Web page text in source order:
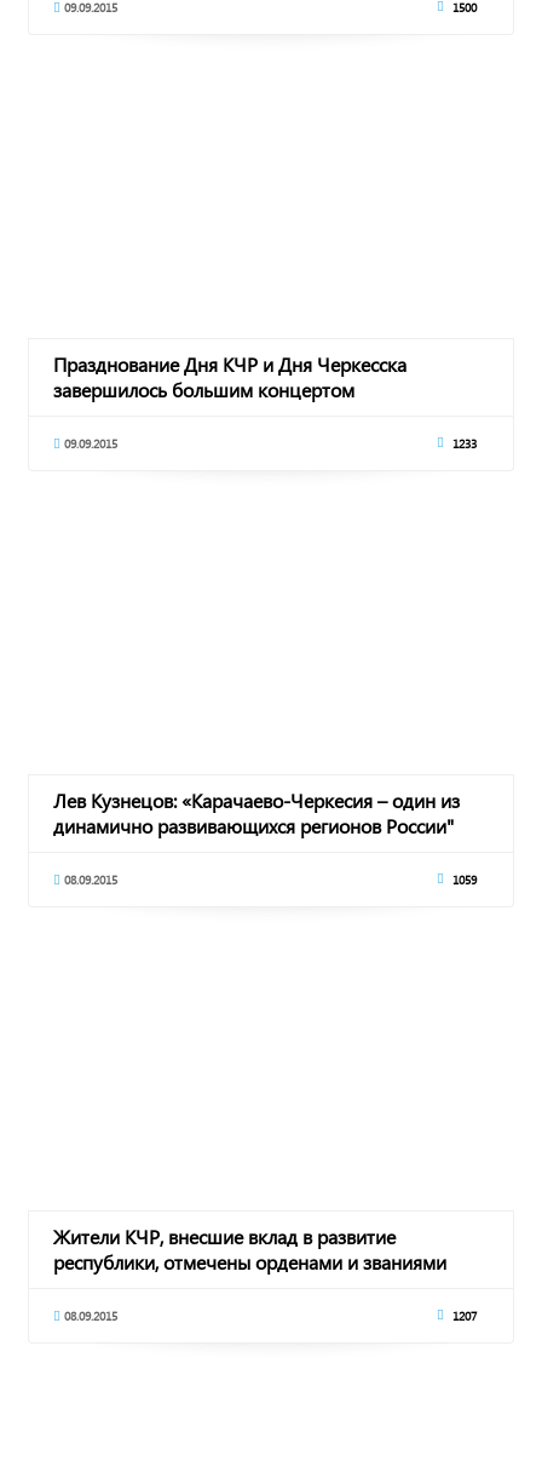
09.09.2015 1500
Празднование Дня КЧР и Дня Черкесска
завершилось большим концертом
09.09.2015 1233
Лев Кузнецов: «Карачаево-Черкесия – один из
динамично развивающихся регионов России"
08.09.2015 1059
Жители КЧР, внесшие вклад в развитие
республики, отмечены орденами и званиями
08.09.2015 1207